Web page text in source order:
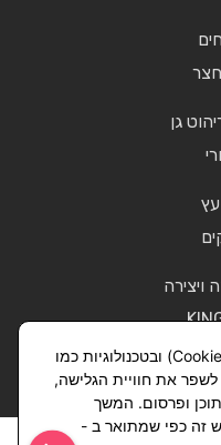
גן
עץ
ויצירה
שלום לך, האתר משתמש בעוגיות (Cookies) ובטכנולוגיות כמו
לשפר את חוויית הגלישה,
ופרסום. המשך
זה כפי שמתואר ב -